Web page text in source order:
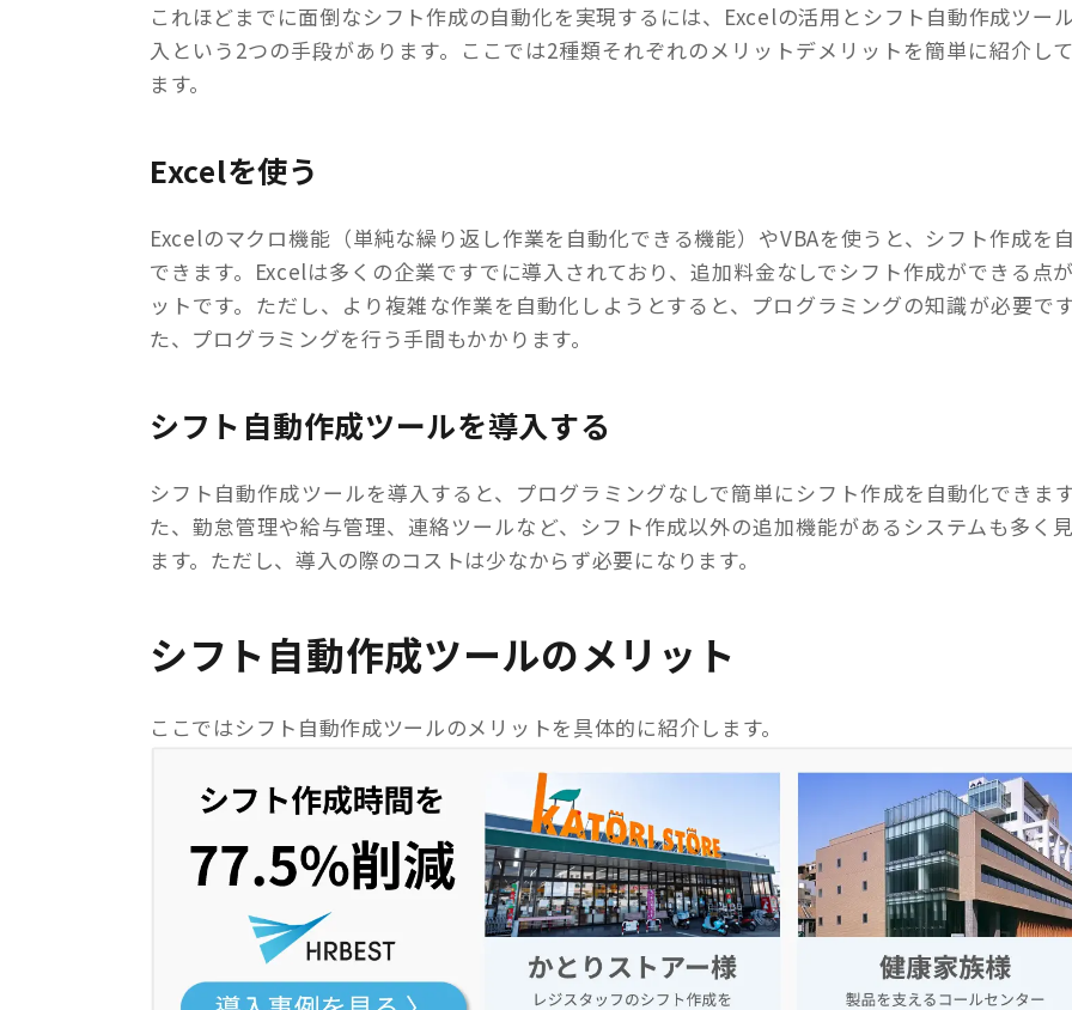
これほどまでに面倒なシフト作成の自動化を実現するには、Excelの活用とシフト自動作成ツー
入という2つの手段があります。ここでは2種類それぞれのメリットデメリットを簡単に紹介し
ます。
Excelを使う
Excelのマクロ機能（単純な繰り返し作業を自動化できる機能）やVBAを使うと、シフト作成を
できます。Excelは多くの企業ですでに導入されており、追加料金なしでシフト作成ができる点
ットです。ただし、より複雑な作業を自動化しようとすると、プログラミングの知識が必要で
た、プログラミングを行う手間もかかります。
シフト自動作成ツールを導入する
シフト自動作成ツールを導入すると、プログラミングなしで簡単にシフト作成を自動化できま
た、勤怠管理や給与管理、連絡ツールなど、シフト作成以外の追加機能があるシステムも多く
ます。ただし、導入の際のコストは少なからず必要になります。
シフト自動作成ツールのメリット
ここではシフト自動作成ツールのメリットを具体的に紹介します。